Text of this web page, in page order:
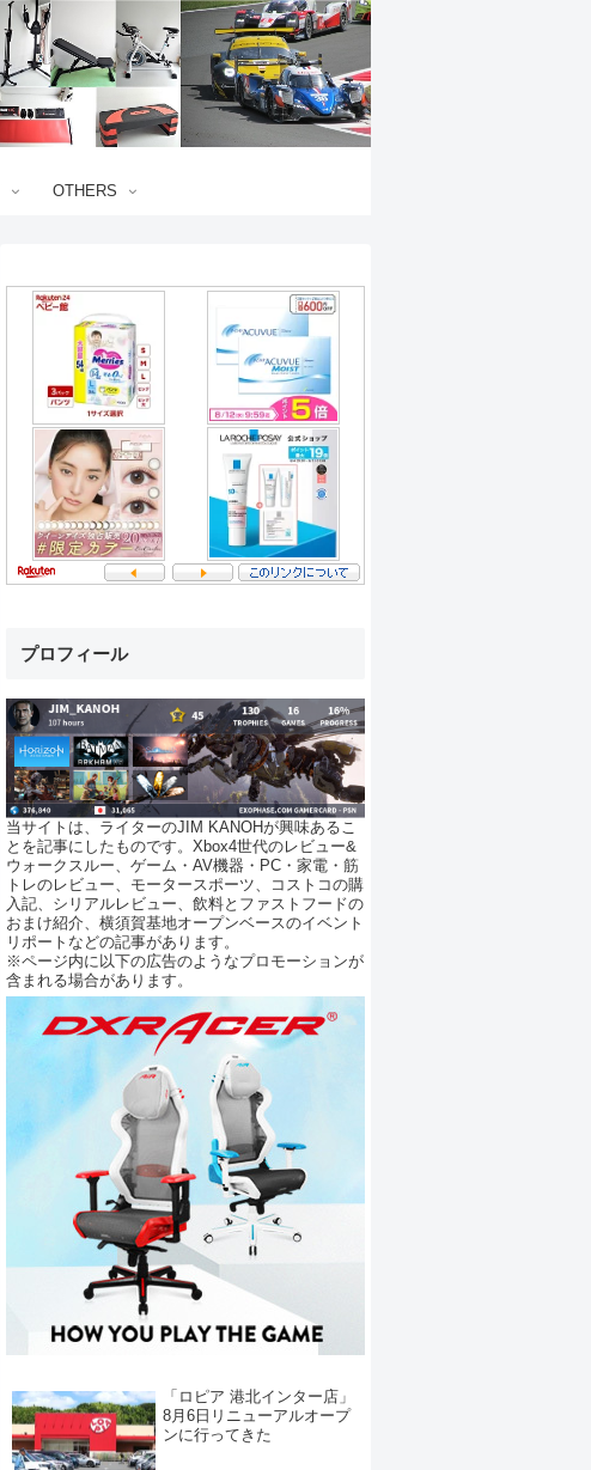
OTHERS
プロフィール
当サイトは、ライターのJIM KANOHが興味あるこ
とを記事にしたものです。Xbox4世代のレビュー&
ウォークスルー、ゲーム・AV機器・PC・家電・筋
トレのレビュー、モータースポーツ、コストコの購
入記、シリアルレビュー、飲料とファストフードの
おまけ紹介、横須賀基地オープンベースのイベント
リポートなどの記事があります。
※ページ内に以下の広告のようなプロモーションが
含まれる場合があります。
「ロピア 港北インター店」
8月6日リニューアルオープ
ンに行ってきた